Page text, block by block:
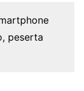
peserta